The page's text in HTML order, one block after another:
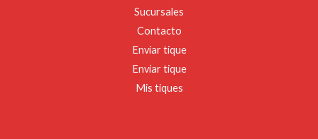
Sucursales
Contacto
Enviar tique
Enviar tique
Mis tiques